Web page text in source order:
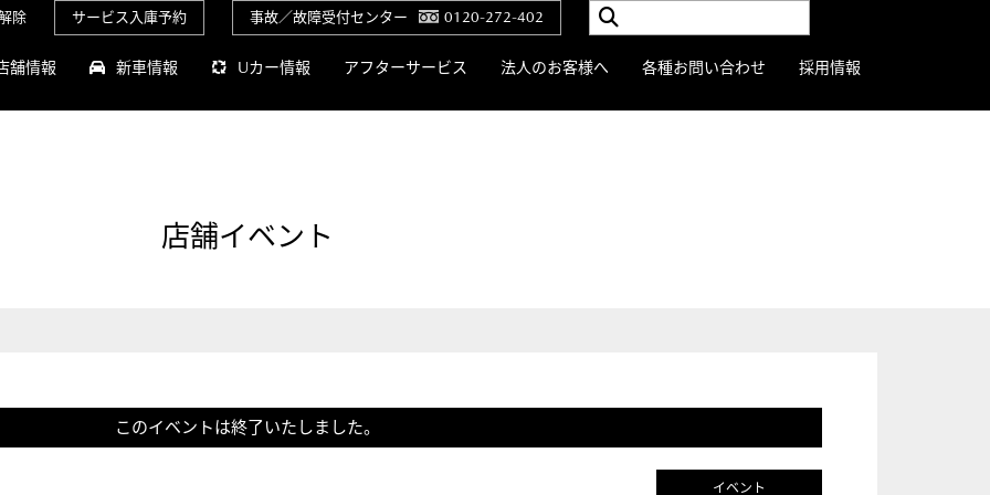
除 サービス入庫予約 事故／故障受付センター 0120-272-402
舗情報 新車情報 Uカー情報 アフターサービス 法人のお客様へ 各種お問い合わせ 採用情報
店舗イベント
このイベントは終了いたしました。
イベント